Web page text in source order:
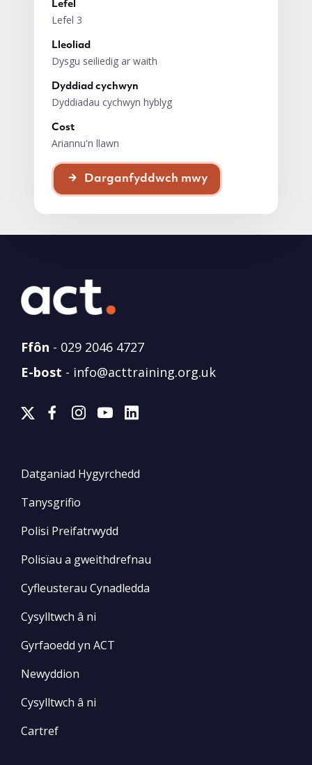
Lefel
Lefel 3
Lleoliad
Dysgu seiliedig ar waith
Dyddiad cychwyn
Dyddiadau cychwyn hyblyg
Cost
Ariannu'n llawn
Darganfyddwch mwy
Ffôn - 029 2046 4727
E-bost - info@acttraining.org.uk
Datganiad Hygyrchedd
Tanysgrifio
Polisi Preifatrwydd
Polisïau a gweithdrefnau
Cyfleusterau Cynadledda
Cysylltwch â ni
Gyrfaoedd yn ACT
Newyddion
Cysylltwch â ni
Cartref